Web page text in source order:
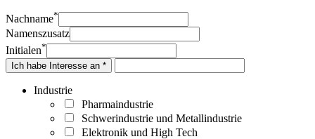
Nachname*
Namenszusatz
Initialen*
Ich habe Interesse an *
Industrie
Pharmaindustrie
Schwerindustrie und Metallindustrie
Elektronik und High Tech